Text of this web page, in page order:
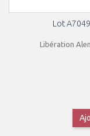
Lot
Libération